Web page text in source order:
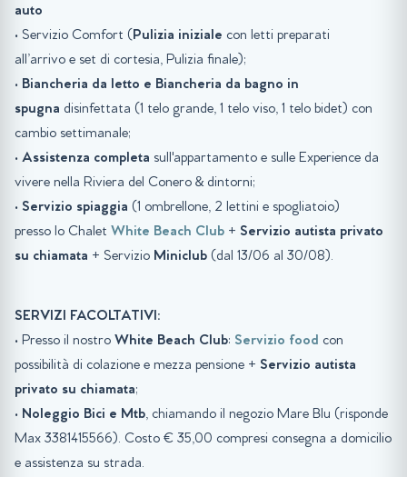
auto
• Servizio Comfort (Pulizia iniziale con letti preparati
all’arrivo e set di cortesia, Pulizia finale);
• Biancheria da letto e Biancheria da bagno in
spugna disinfettata (1 telo grande, 1 telo viso, 1 telo bidet) con
cambio settimanale;
• Assistenza completa sull'appartamento e sulle Experience da
vivere nella Riviera del Conero & dintorni;
• Servizio spiaggia (1 ombrellone, 2 lettini e spogliatoio)
presso lo Chalet White Beach Club + Servizio autista privato
su chiamata + Servizio Miniclub (dal 13/06 al 30/08).
SERVIZI FACOLTATIVI:
• Presso il nostro White Beach Club: Servizio food con
possibilità di colazione e mezza pensione + Servizio autista
privato su chiamata;
• Noleggio Bici e Mtb, chiamando il negozio Mare Blu (risponde
Max 3381415566). Costo € 35,00 compresi consegna a domicilio
e assistenza su strada.